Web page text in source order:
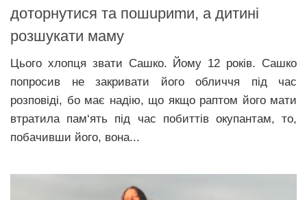
доторнутися та пошuриmи, а дитині
розшукати маму
Цього хлопця звати Сашко. Йому 12 років. Сашко
попросив не закривати його обличчя під час
розповіді, бо має надію, що якщо раптом його мати
втратила пам‘ять під час побиттів окупантам, то,
побачивши його, вона...